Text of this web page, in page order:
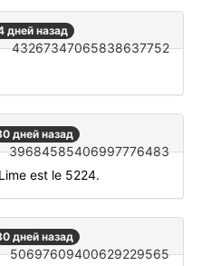
дней назад
43267347065838637752
дней назад
39684585406997776483
est le 5224.
дней назад
50697609400629229565